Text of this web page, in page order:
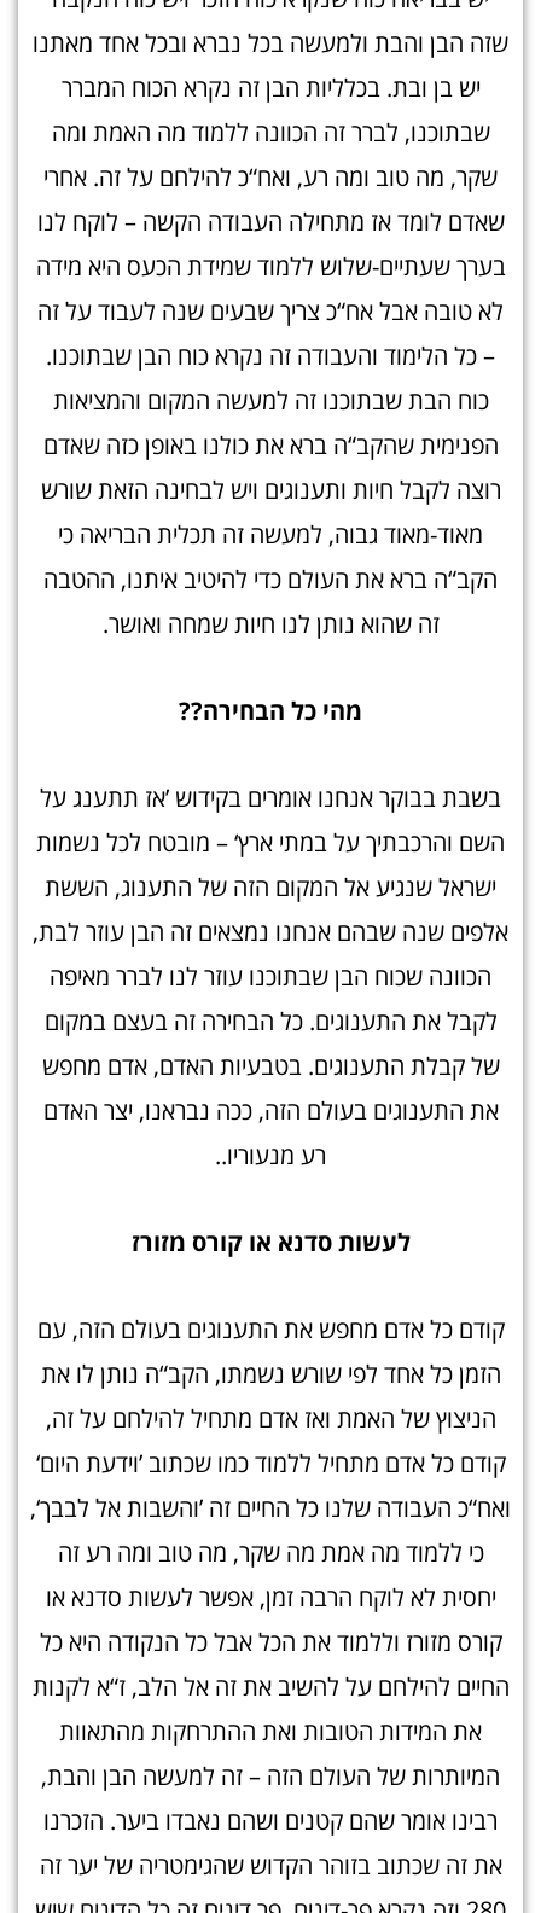
שזה הבן והבת ולמעשה בכל נברא ובכל אחד מאתנו
יש בן ובת. בכלליות הבן זה נקרא הכוח המברר
שבתוכנו, לברר זה הכוונה ללמוד מה האמת ומה
שקר, מה טוב ומה רע, ואח“כ להילחם על זה. אחרי
שאדם לומד אז מתחילה העבודה הקשה – לוקח לנו
בערך שעתיים-שלוש ללמוד שמידת הכעס היא מידה
לא טובה אבל אח“כ צריך שבעים שנה לעבוד על זה
– כל הלימוד והעבודה זה נקרא כוח הבן שבתוכנו.
כוח הבת שבתוכנו זה למעשה המקום והמציאות
הפנימית שהקב“ה ברא את כולנו באופן כזה שאדם
רוצה לקבל חיות ותענוגים ויש לבחינה הזאת שורש
מאוד-מאוד גבוה, למעשה זה תכלית הבריאה כי
הקב“ה ברא את העולם כדי להיטיב איתנו, ההטבה
זה שהוא נותן לנו חיות שמחה ואושר.
מהי כל הבחירה??
בשבת בבוקר אנחנו אומרים בקידוש ’אז תתענג על
השם והרכבתיך על במתי ארץ‘ – מובטח לכל נשמות
ישראל שנגיע אל המקום הזה של התענוג, הששת
אלפים שנה שבהם אנחנו נמצאים זה הבן עוזר לבת,
הכוונה שכוח הבן שבתוכנו עוזר לנו לברר מאיפה
לקבל את התענוגים. כל הבחירה זה בעצם במקום
של קבלת התענוגים. בטבעיות האדם, אדם מחפש
את התענוגים בעולם הזה, ככה נבראנו, יצר האדם
רע מנעוריו..
לעשות סדנא או קורס מזורז
קודם כל אדם מחפש את התענוגים בעולם הזה, עם
הזמן כל אחד לפי שורש נשמתו, הקב“ה נותן לו את
הניצוץ של האמת ואז אדם מתחיל להילחם על זה,
קודם כל אדם מתחיל ללמוד כמו שכתוב ’וידעת היום‘
ואח“כ העבודה שלנו כל החיים זה ’והשבות אל לבבך‘,
כי ללמוד מה אמת מה שקר, מה טוב ומה רע זה
יחסית לא לוקח הרבה זמן, אפשר לעשות סדנא או
קורס מזורז וללמוד את הכל אבל כל הנקודה היא כל
החיים להילחם על להשיב את זה אל הלב, ז“א לקנות
את המידות הטובות ואת ההתרחקות מהתאוות
המיותרות של העולם הזה – זה למעשה הבן והבת,
רבינו אומר שהם קטנים ושהם נאבדו ביער. הזכרנו
את זה שכתוב בזוהר הקדוש שהגימטריה של יער זה